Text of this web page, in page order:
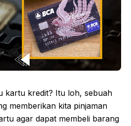
kartu kredit? Itu loh, sebuah
memberikan kita pinjaman
agar dapat membeli barang